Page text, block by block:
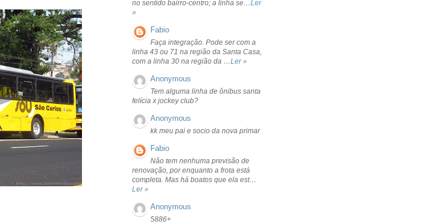
no sentido bairro-centro; a linha se…Ler
»
Fabio
Faça integração. Pode ser com a
linha 43 ou 71 na região da Santa Casa,
com a linha 30 na região da …Ler »
Anonymous
Tem alguma linha de ônibus santa
felícia x jockey club?
Anonymous
kk meu pai e socio da nova primar
Fabio
Não tem nenhuma previsão de
renovação, por enquanto a frota está
completa. Mas há boatos que ela est…
Ler »
Anonymous
5886+